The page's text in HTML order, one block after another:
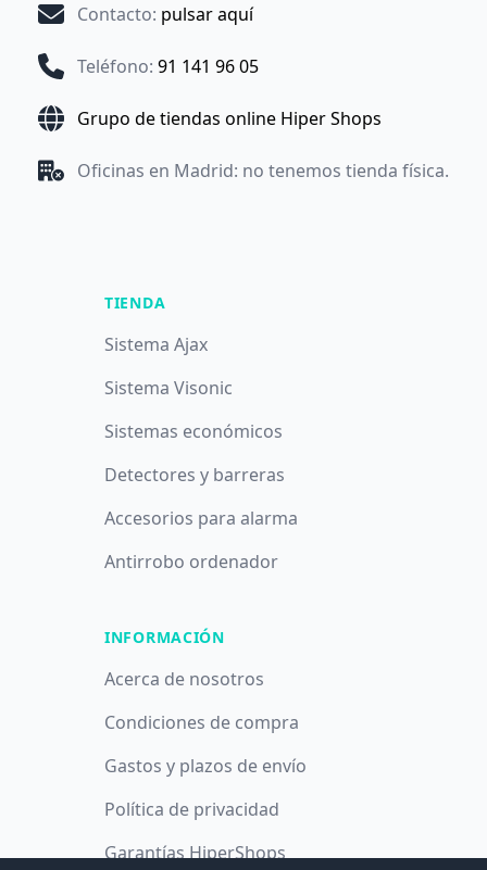
Contacto: pulsar aquí
Teléfono: 91 141 96 05
Grupo de tiendas online Hiper Shops
Oficinas en Madrid: no tenemos tienda física.
TIENDA
Sistema Ajax
Sistema Visonic
Sistemas económicos
Detectores y barreras
Accesorios para alarma
Antirrobo ordenador
INFORMACIÓN
Acerca de nosotros
Condiciones de compra
Gastos y plazos de envío
Política de privacidad
Garantías HiperShops